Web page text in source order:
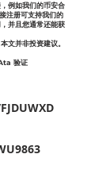
例如我们的币安合
注册可支持我们的
并且您通常还能获
文并非投资建议。
验证